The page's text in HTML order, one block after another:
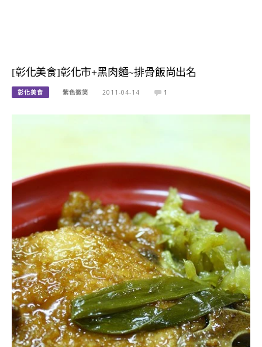
[彰化美食]彰化市+黑肉麵~排骨飯尚出名
彰化美食 紫色微笑 2011-04-14 1